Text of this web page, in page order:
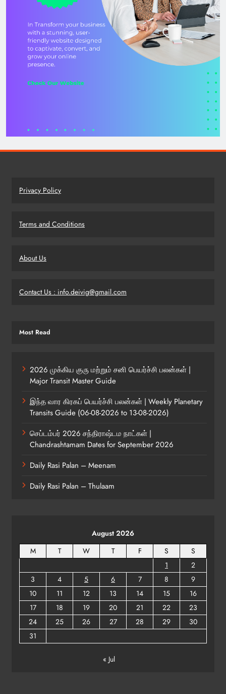
Privacy Policy
Terms and Conditions
About Us
Contact Us : info.deivig@gmail.com
Most Read
2026 முக்கிய குரு மற்றும் சனி பெயர்ச்சி பலன்கள் |
Major Transit Master Guide
இந்த வார கிரகப் பெயர்ச்சி பலன்கள் | Weekly Planetary
Transits Guide (06-08-2026 to 13-08-2026)
செப்டம்பர் 2026 சந்திராஷ்டம நாட்கள் |
Chandrashtamam Dates for September 2026
Daily Rasi Palan – Meenam
Daily Rasi Palan – Thulaam
August 2026
M
T W T F S
S
1
2
3
4 5 6 7 8
9
10
11 12 13 14 15
16
17
18 19 20 21 22
23
24
25 26 27 28 29
30
31
« Jul